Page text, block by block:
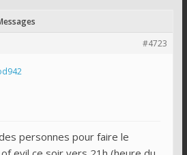
#4723
personnes pour faire le